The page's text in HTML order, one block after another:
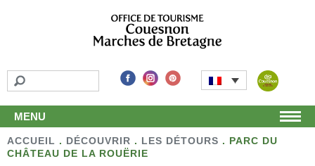
MENU
Accueil
Découvrir
ACCUEIL . DÉCOUVRIR . LES DÉTOURS . PARC DU
CHÂTEAU DE LA ROUËRIE